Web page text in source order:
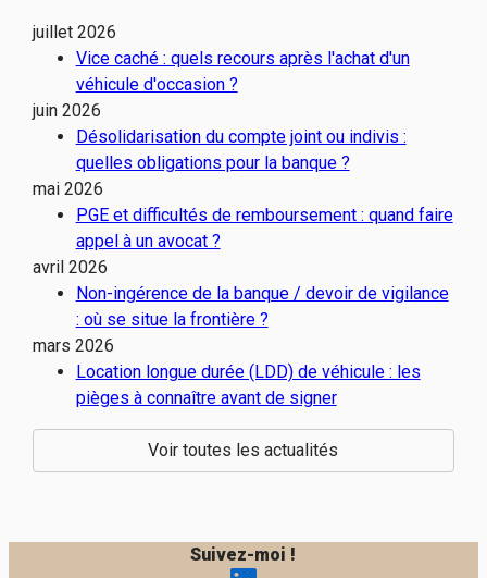
juillet 2026
Vice caché : quels recours après l'achat d'un
véhicule d'occasion ?
juin 2026
Désolidarisation du compte joint ou indivis :
quelles obligations pour la banque ?
mai 2026
PGE et difficultés de remboursement : quand faire
appel à un avocat ?
avril 2026
Non-ingérence de la banque / devoir de vigilance
: où se situe la frontière ?
mars 2026
Location longue durée (LDD) de véhicule : les
pièges à connaître avant de signer
Voir toutes les actualités
Suivez-moi !